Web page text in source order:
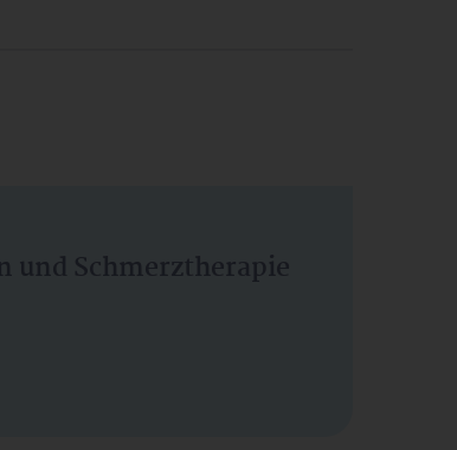
Schmerztherapie